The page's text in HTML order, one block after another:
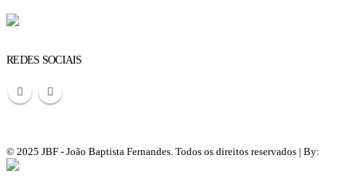
REDES SOCIAIS
© 2025 JBF - João Baptista Fernandes. Todos os direitos reservados | By: